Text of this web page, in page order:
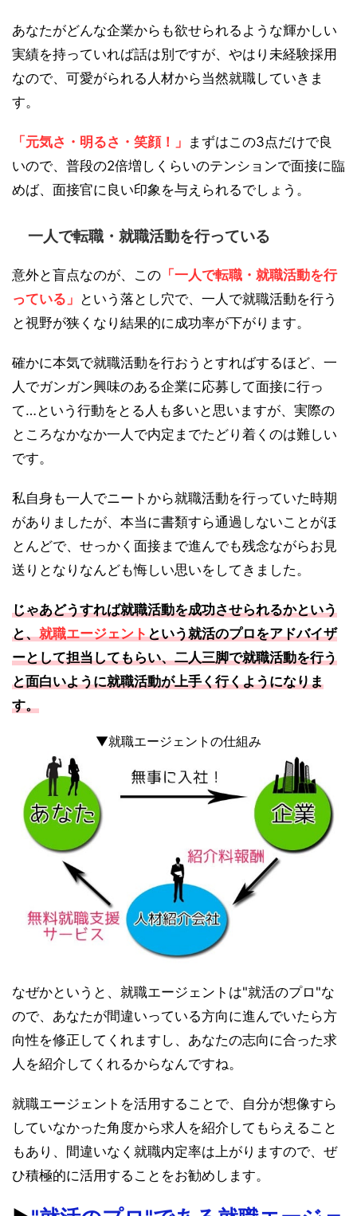
あなたがどんな企業からも欲せられるような輝かしい
実績を持っていれば話は別ですが、やはり未経験採用
なので、可愛がられる人材から当然就職していきま
す。
「元気さ・明るさ・笑顔！」 まずはこの3点だけで良
いので、普段の2倍増しくらいのテンションで面接に臨
めば、面接官に良い印象を与えられるでしょう。
一人で転職・就職活動を行っている
意外と盲点なのが、この 「一人で転職・就職活動を行
っている」 という落とし穴で、一人で就職活動を行う
と視野が狭くなり結果的に成功率が下がります。
確かに本気で就職活動を行おうとすればするほど、一
人でガンガン興味のある企業に応募して面接に行っ
て…という行動をとる人も多いと思いますが、実際の
ところなかなか一人で内定までたどり着くのは難しい
です。
私自身も一人でニートから就職活動を行っていた時期
がありましたが、本当に書類すら通過しないことがほ
とんどで、せっかく面接まで進んでも残念ながらお見
送りとなりなんども悔しい思いをしてきました。
じゃあどうすれば就職活動を成功させられるかという
と、就職エージェントという就活のプロをアドバイザ
ーとして担当してもらい、二人三脚で就職活動を行う
と面白いように就職活動が上手く行くようになりま
す。
▼就職エージェントの仕組み
なぜかというと、就職エージェントは"就活のプロ"な
ので、あなたが間違いっている方向に進んでいたら方
向性を修正してくれますし、あなたの志向に合った求
人を紹介してくれるからなんですね。
就職エージェントを活用することで、自分が想像すら
していなかった角度から求人を紹介してもらえること
もあり、間違いなく就職内定率は上がりますので、ぜ
ひ積極的に活用することをお勧めします。